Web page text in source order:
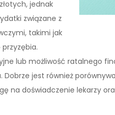
jednak
związane z
takimi jak
lub możliwość ratalnego
jest również
na doświadczenie lekarzy